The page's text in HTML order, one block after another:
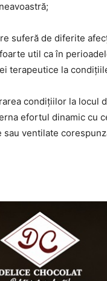
suferă de diferite
util ca în
terapeutice la
condițiilor la locul
efortul dinamic cu
ventilate